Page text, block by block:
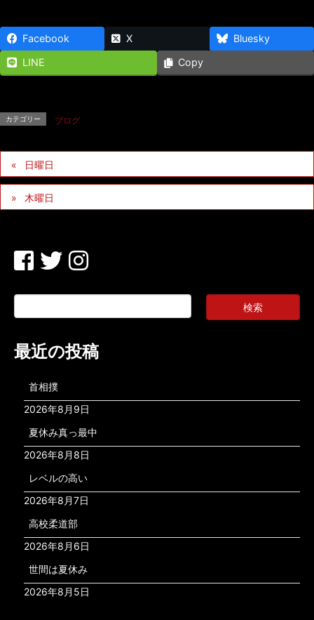
Facebook X
Bluesky
LINE
Copy
カテゴリー ブログ
日曜日
木曜日
最近の投稿
首相撲
2026年8月9日
夏休み真っ最中
2026年8月8日
レベルの高い
2026年8月7日
高校柔道部
2026年8月6日
世間は夏休み
2026年8月5日